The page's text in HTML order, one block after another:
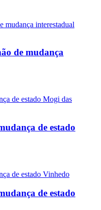
de mudança
de estado
de estado